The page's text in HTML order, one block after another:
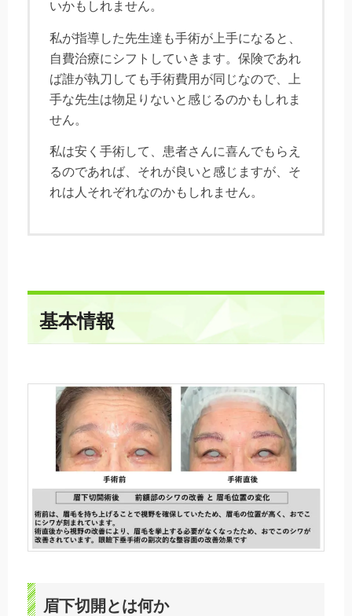
いかもしれません。
私が指導した先生達も手術が上手になると、
自費治療にシフトしていきます。保険であれ
ば誰が執刀しても手術費用が同じなので、上
手な先生は物足りないと感じるのかもしれま
せん。
私は安く手術して、患者さんに喜んでもらえ
るのであれば、それが良いと感じますが、そ
れは人それぞれなのかもしれません。
基本情報
眉下切開とは何か